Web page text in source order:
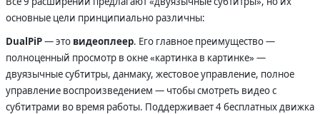
основные цели принципиально различны:
DualPiP— это видеоплеер. Его главное преимущество —
полноценный просмотр в окне «картинка в картинке» —
двуязычные субтитры, данмаку, жестовое управление, полное
управление воспроизведением — чтобы смотреть видео с
субтитрами во время работы. Поддерживает 4 бесплатных движка